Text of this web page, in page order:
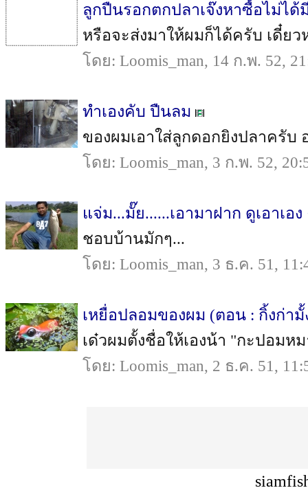
ลูกปืนรอกตกปลาเจ๊งหาซื้อไม่ได้
หรือจะส่งมาให้ผมก็ได้ครับ เดี๋ย
โดย: Loomis_man, 14 ก.พ. 52,
ทำเองคับ ปืนลม
ของผมเอาใส่ลูกดอกยิงปลาครับ อ
โดย: Loomis_man, 3 ก.พ. 52,
แจ่ม...มั๊ย......เอามาฝาก ดูเอาเอ
ชอบบ้านมักๆ...
โดย: Loomis_man, 3 ธ.ค. 51,
เหยื่อปลอมของผม (ตอน : กิ้งก่ามั้
เด๋วผมตั้งชื่อให้เองน้า "กะปอมห
โดย: Loomis_man, 2 ธ.ค. 51,